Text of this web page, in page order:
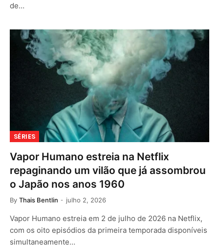
de…
SÉRIES
Vapor Humano estreia na Netflix
repaginando um vilão que já assombrou
o Japão nos anos 1960
By Thais Bentlin julho 2, 2026
Vapor Humano estreia em 2 de julho de 2026 na Netflix,
com os oito episódios da primeira temporada disponíveis
simultaneamente…